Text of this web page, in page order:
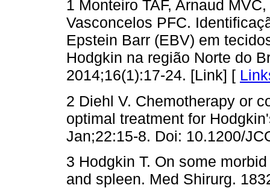
1 Monteiro TAF, Arnaud
Vasconcelos PFC.
Epstein Barr (EBV) em
Hodgkin na região Norte do
2014;16(1):17-24. [Link] [
2 Diehl V. Chemotherapy or
optimal treatment for
Jan;22:15-8. Doi: 10.1200/
3 Hodgkin T. On some
and spleen. Med Shirurg.